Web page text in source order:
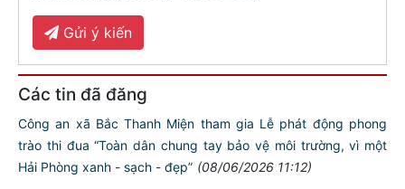
Gửi ý kiến
Các tin đã đăng